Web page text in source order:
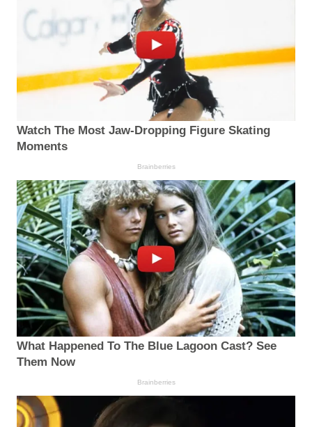
Watch The Most Jaw‑Dropping Figure Skating
Moments
Brainberries
What Happened To The Blue Lagoon Cast? See
Them Now
Brainberries